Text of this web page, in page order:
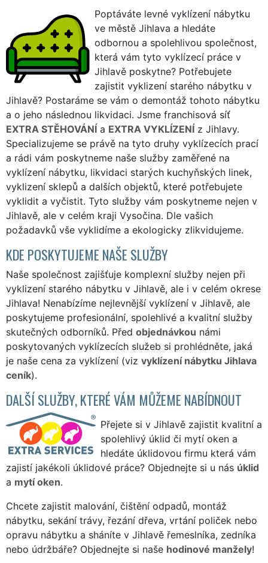
Poptáváte levné vyklízení nábytku
ve městě Jihlava a hledáte
odbornou a spolehlivou společnost,
která vám tyto vyklízecí práce v
Jihlavě poskytne? Potřebujete
zajistit vyklizení starého nábytku v
Jihlavě? Postaráme se vám o demontáž tohoto nábytku
a o jeho následnou likvidaci. Jsme franchisová síť
EXTRA STĚHOVÁNÍ a EXTRA VYKLÍZENÍ z Jihlavy.
Specializujeme se právě na tyto druhy vyklízecích prací
a rádi vám poskytneme naše služby zaměřené na
vyklízení nábytku, likvidaci starých kuchyňských linek,
vyklizení sklepů a dalších objektů, které potřebujete
vyklidit a vyčistit. Tyto služby vám poskytneme nejen v
Jihlavě, ale v celém kraji Vysočina. Dle vašich
požadavků vše vyklidíme a ekologicky zlikvidujeme.
KDE POSKYTUJEME NAŠE SLUŽBY
Naše společnost zajišťuje komplexní služby nejen při
vyklizení starého nábytku v Jihlavě, ale i v celém okrese
Jihlava! Nenabízíme nejlevnější vyklízení v Jihlavě, ale
poskytujeme profesionální, spolehlivé a kvalitní služby
skutečných odborníků. Před objednávkou námi
poskytovaných vyklízecích služeb si prohlédněte, jaká
je naše cena za vyklízení (viz vyklízení nábytku Jihlava
ceník).
DALŠÍ SLUŽBY, KTERÉ VÁM MŮŽEME NABÍDNOUT
Přejete si v Jihlavě zajistit kvalitní a
spolehlivý úklid či mytí oken a
hledáte úklidovou firmu která vám
zajistí jakékoli úklidové práce? Objednejte si u nás úklid
a mytí oken.
Chcete zajistit malování, čištění odpadů, montáž
nábytku, sekání trávy, řezání dřeva, vrtání poliček nebo
opravu nábytku a sháníte v Jihlavě řemeslníka, zedníka
nebo údržbáře? Objednejte si naše hodinové manžely!